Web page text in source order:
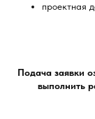
проектная
Подача заявки
выполнить